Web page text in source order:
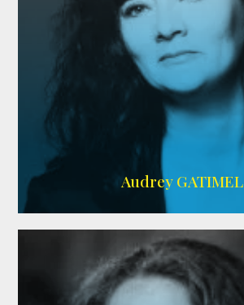
Audrey GATIMEL